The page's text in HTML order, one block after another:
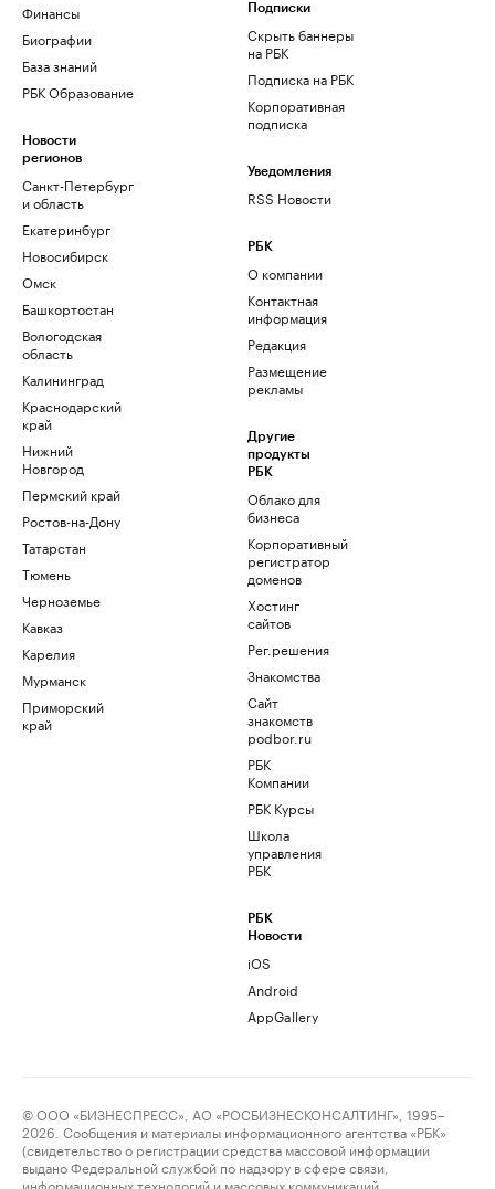
Финансы
Биографии
База знаний
РБК Образование
Новости
регионов
Санкт-Петербург
и область
Екатеринбург
Новосибирск
Омск
Башкортостан
Вологодская
область
Калининград
Краснодарский
край
Нижний
Новгород
Пермский край
Ростов-на-Дону
Татарстан
Тюмень
Черноземье
Кавказ
Карелия
Мурманск
Приморский
край
Подписки
Скрыть баннеры
на РБК
Подписка на РБК
Корпоративная
подписка
Уведомления
RSS Новости
РБК
О компании
Контактная
информация
Редакция
Размещение
рекламы
Другие
продукты
РБК
Облако для
бизнеса
Корпоративный
регистратор
доменов
Хостинг
сайтов
Рег.решения
Знакомства
Сайт
знакомств
podbor.ru
РБК
Компании
РБК Курсы
Школа
управления
РБК
РБК
Новости
iOS
Android
AppGallery
© ООО «БИЗНЕСПРЕСС», АО «РОСБИЗНЕСКОНСАЛТИНГ», 1995–
2026. Сообщения и материалы информационного агентства «РБК»
(свидетельство о регистрации средства массовой информации
выдано Федеральной службой по надзору в сфере связи,
информационных технологий и массовых коммуникаций